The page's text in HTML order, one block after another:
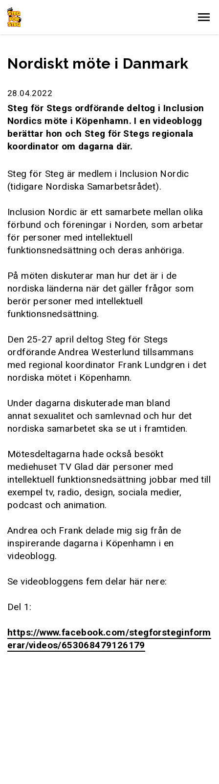
Gå till innehållet
Nordiskt möte i Danmark
28.04.2022
Steg för Stegs ordförande deltog i Inclusion
Nordics möte i Köpenhamn. I en videoblogg
berättar hon och Steg för Stegs regionala
koordinator om dagarna där.
Steg för Steg är medlem i Inclusion Nordic
(tidigare Nordiska Samarbetsrådet).
Inclusion Nordic är ett samarbete mellan olika
förbund och föreningar i Norden, som arbetar
för personer med intellektuell
funktionsnedsättning och deras anhöriga.
På möten diskuterar man hur det är i de
nordiska länderna när det gäller frågor som
berör personer med intellektuell
funktionsnedsättning.
Den 25-27 april deltog Steg för Stegs
ordförande Andrea Westerlund tillsammans
med regional koordinator Frank Lundgren i det
nordiska mötet i Köpenhamn.
Under dagarna diskuterade man bland
annat sexualitet och samlevnad och hur det
nordiska samarbetet ska se ut i framtiden.
Mötesdeltagarna hade också besökt
mediehuset TV Glad där personer med
intellektuell funktionsnedsättning jobbar med till
exempel tv, radio, design, sociala medier,
podcast och animation.
Andrea och Frank delade mig sig från de
inspirerande dagarna i Köpenhamn i en
videoblogg.
Se videobloggens fem delar här nere:
Del 1:
https://www.facebook.com/stegforsteginform
erar/videos/653068479126179